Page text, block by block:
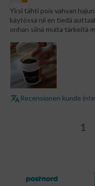
Yksi tähti pois vahvan
käytössä nii en tiedä
onhan siinä muita tärkeitä
Recensionen kunde
1